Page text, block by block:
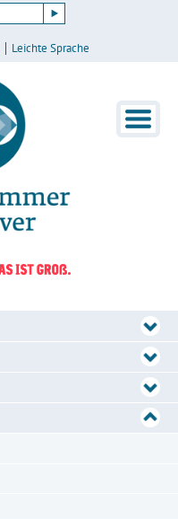
Leichte Sprache